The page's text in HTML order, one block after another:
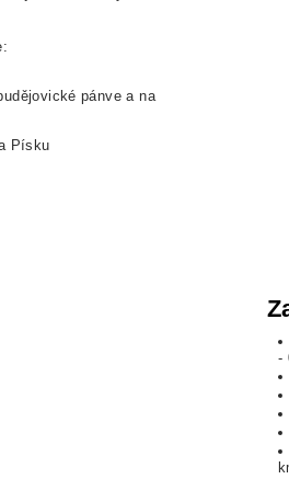
pánve a na
Písku
-